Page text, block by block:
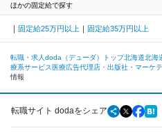
ほかの固定給で探す
固定給25万円以上 固定給35万円以上
転職・求人doda（デューダ）トップ北海道北海
療系サービス 医療広告代理店・出版社・マーケ
情報
転職サイト dodaをシェア